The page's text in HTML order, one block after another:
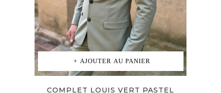
AJOUTER AU PANIER
COMPLET LOUIS VERT PASTEL